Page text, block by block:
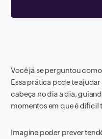
Você já se perguntou
Essa prática pode te
cabeça no dia a dia,
momentos em que é difícil
Imagine poder prever